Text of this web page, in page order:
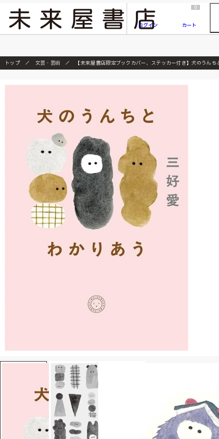
『ONE PIECE magazine 021 ONE PIECEカード付き同梱版』発売延期のご案内
ログイン
0
カート
トップ 文芸・芸術 【未来屋書店限定ブックカバー、ステッカー付き】犬のうんち